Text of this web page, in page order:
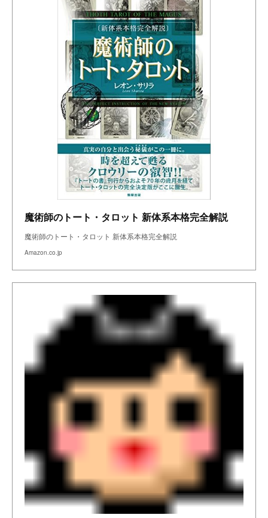
魔術師のトート・タロット 新体系本格完全解説
魔術師のトート・タロット 新体系本格完全解説
Amazon.co.jp